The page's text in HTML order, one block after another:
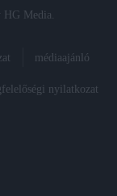
HG Media
médiaajánló
nyilatkozat